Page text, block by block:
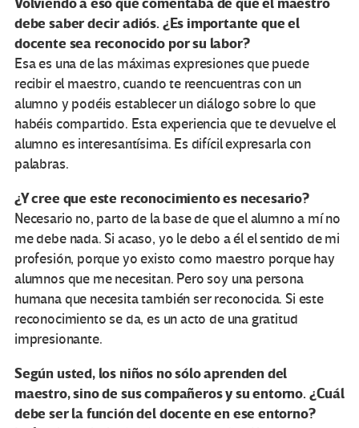
Volviendo a eso que comentaba de que el maestro
debe saber decir adiós. ¿Es importante que el
docente sea reconocido por su labor?
Esa es una de las máximas expresiones que puede
recibir el maestro, cuando te reencuentras con un
alumno y podéis establecer un diálogo sobre lo que
habéis compartido. Esta experiencia que te devuelve el
alumno es interesantísima. Es difícil expresarla con
palabras.
¿Y cree que este reconocimiento es necesario?
Necesario no, parto de la base de que el alumno a mí no
me debe nada. Si acaso, yo le debo a él el sentido de mi
profesión, porque yo existo como maestro porque hay
alumnos que me necesitan. Pero soy una persona
humana que necesita también ser reconocida. Si este
reconocimiento se da, es un acto de una gratitud
impresionante.
Según usted, los niños no sólo aprenden del
maestro, sino de sus compañeros y su entorno. ¿Cuál
debe ser la función del docente en ese entorno?